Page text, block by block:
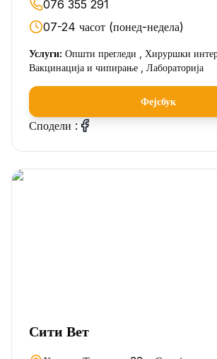
076 355 291
07-24 часот (понед-недела)
Услуги: Општи прегледи , Хируршки
Вакцинација и чипирање , Лабораторија
Фејсбук
Сподели :
Сити Вет